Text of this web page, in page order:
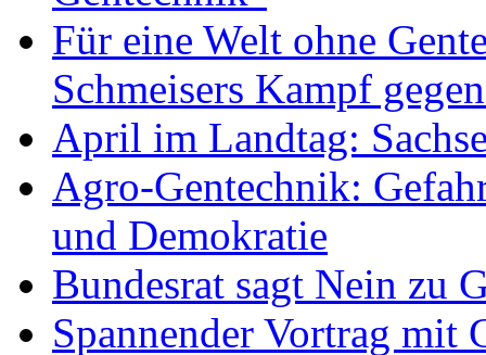
Für eine Welt ohne
Schmeisers Kampf
April im Landtag:
Agro-Gentechnik:
und Demokratie
Bundesrat sagt Nein zu
Spannender Vortrag mit